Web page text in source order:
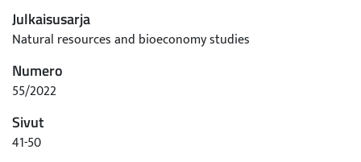
Julkaisusarja
Natural resources and bioeconomy studies
Numero
55/2022
Sivut
41-50